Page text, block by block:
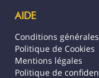
Commerces
quelques
Activités
AIDE
Conditions générales
Politique de Cookies
Mentions légales
Politique de